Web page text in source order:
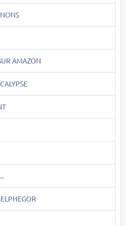
AMAZON